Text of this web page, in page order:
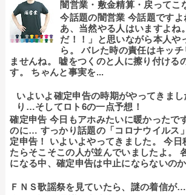
闇営業・敷金精算・戻ってこ
今話題の闇営業 今話題ですよ
あ、当然やる人はいますよね
だ！！」と思いながら本人や
ら。 バレた時の責任はキッ
ませんね。 嘘をつくのと人に擦り付ける
す。 ちゃんと事実を...
いよいよ確定申告の時期がやってきま
り…そしてロト6の一点予想！
確定申告 今日もアホみたいに暖かったで
のに… すっかり話題の「コロナウイルス
定申告！ いよいよやってきました。 今日
たらそこそこの人が並んでいましたよ。
になる中、確定申告は中止にならないの
ＦＮＳ歌謡祭を見ていたら、謎の着信が…